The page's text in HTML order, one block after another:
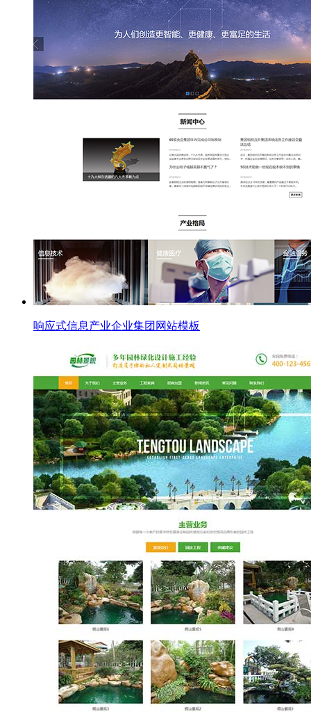
响应式信息产业企业集团网站模板